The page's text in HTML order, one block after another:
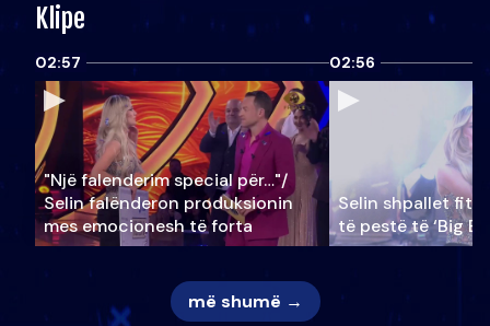
Klipe
02:57
"Një falenderim special për…"/
Selin falënderon produksionin
mes emocionesh të forta
02:56
Selin shpallet
të pestë të ‘Big
më shumë →